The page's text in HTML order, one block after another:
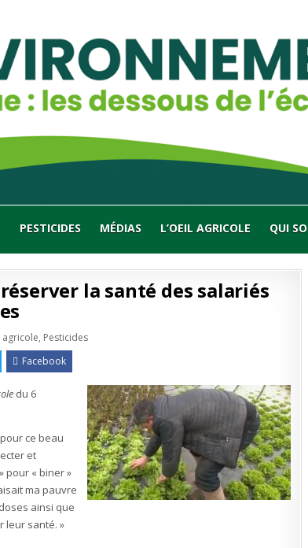
PESTICIDES MÉDIAS L’OEIL AGRICOLE QUI
la santé des salariés
, Pesticides
Facebook
du 6
ce beau
et
pour « biner »
ma pauvre
ainsi que
leur santé. »